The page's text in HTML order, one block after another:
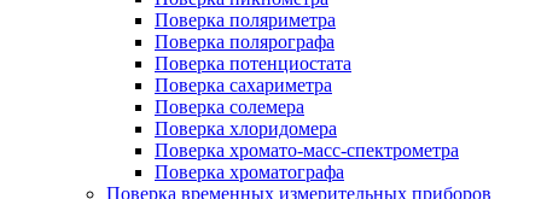
Поверка поляриметра
Поверка полярографа
Поверка потенциостата
Поверка сахариметра
Поверка солемера
Поверка хлоридомера
Поверка хромато-масс-спектрометра
Поверка хроматографа
Поверка временных измерительных приборов